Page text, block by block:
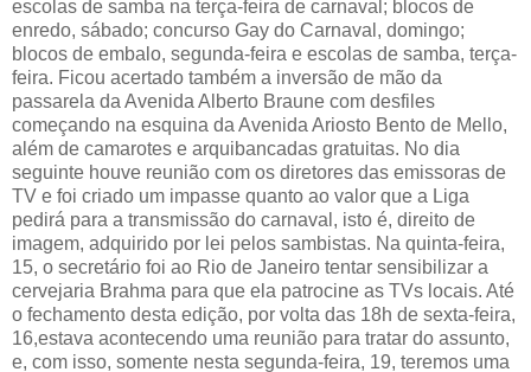
escolas de samba na terça-feira de carnaval; blocos de
enredo, sábado; concurso Gay do Carnaval, domingo;
blocos de embalo, segunda-feira e escolas de samba, terça-
feira. Ficou acertado também a inversão de mão da
passarela da Avenida Alberto Braune com desfiles
começando na esquina da Avenida Ariosto Bento de Mello,
além de camarotes e arquibancadas gratuitas. No dia
seguinte houve reunião com os diretores das emissoras de
TV e foi criado um impasse quanto ao valor que a Liga
pedirá para a transmissão do carnaval, isto é, direito de
imagem, adquirido por lei pelos sambistas. Na quinta-feira,
15, o secretário foi ao Rio de Janeiro tentar sensibilizar a
cervejaria Brahma para que ela patrocine as TVs locais. Até
o fechamento desta edição, por volta das 18h de sexta-feira,
16,estava acontecendo uma reunião para tratar do assunto,
e, com isso, somente nesta segunda-feira, 19, teremos uma